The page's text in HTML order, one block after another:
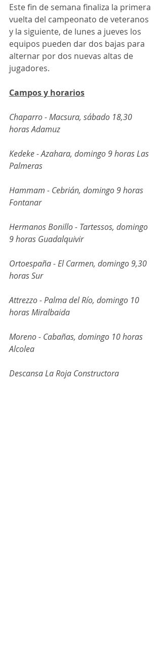
Este fin de semana finaliza la primera
vuelta del campeonato de veteranos
y la siguiente, de lunes a jueves los
equipos pueden dar dos bajas para
alternar por dos nuevas altas de
jugadores.
Campos y horarios
Chaparro - Macsura, sábado 18,30
horas Adamuz
Kedeke - Azahara, domingo 9 horas Las
Palmeras
Hammam - Cebrián, domingo 9 horas
Fontanar
Hermanos Bonillo - Tartessos, domingo
9 horas Guadalquivir
Ortoespaña - El Carmen, domingo 9,30
horas Sur
Attrezzo - Palma del Río, domingo 10
horas Miralbaida
Moreno - Cabañas, domingo 10 horas
Alcolea
Descansa La Roja Constructora